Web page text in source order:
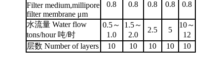
Filter medium,millipore
filter membrane μm
0.8 0.8 0.8 0.8 0.8
水流量 Water flow
tons/hour 吨/时
0.5～
1.0
1.5～
2.0
2.5 5
10～
12
层数 Number of layers
10 10 10 10 10